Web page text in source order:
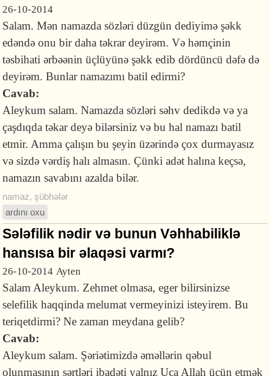
26-10-2014
Salam. Mən namazda sözləri düzgün dediyimə şəkk
edəndə onu bir daha təkrar deyirəm. Və həmçinin
təsbihati ərbəənin üçlüyünə şəkk edib dördüncü dəfə də
deyirəm. Bunlar namazımı batil edirmi?
Cavab:
Aleykum salam. Namazda sözləri səhv dedikdə və ya
çaşdıqda təkar deyə bilərsiniz və bu hal namazı batil
etmir. Amma çalışın bu şeyin üzərində çox durmayasız
və sizdə vərdiş halı almasın. Çünki adət halına keçsə,
namazın savabını azalda bilər.
namaz,şübhələr
ardını oxu
Sələfilik nədir və bunun Vəhhabiliklə
hansısa bir əlaqəsi varmı?
26-10-2014 Ayten
Salam Aleykum. Zehmet olmasa, eger bilirsinizse
selefilik haqqinda melumat vermeyinizi isteyirem. Bu
teriqetdirmi? Ne zaman meydana gelib?
Cavab:
Aleykum salam. Şəriətimizdə əməllərin qəbul
olunmasının şərtləri ibadəti yalnız Uca Allah üçün etmək